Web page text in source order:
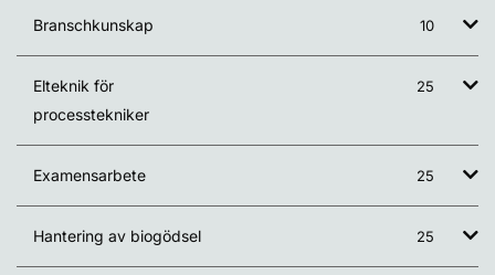
Branschkunskap 10
Elteknik för
processtekniker
25
Examensarbete 25
Hantering av biogödsel 25